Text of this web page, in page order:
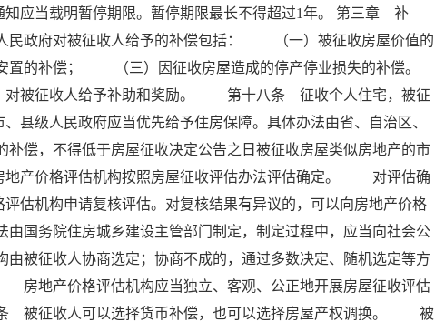
知应当载明暂停期限。暂停期限最长不得超过1年。 第三章 补
政府对被征收人给予的补偿包括： （一）被征收房屋价值的
的补偿； （三）因征收房屋造成的停产停业损失的补偿。
被征收人给予补助和奖励。 第十八条 征收个人住宅，被征
县级人民政府应当优先给予住房保障。具体办法由省、自治区、
，不得低于房屋征收决定公告之日被征收房屋类似房地产的市
地产价格评估机构按照房屋征收评估办法评估确定。 对评估确
估机构申请复核评估。对复核结果有异议的，可以向房地产价格
务院住房城乡建设主管部门制定，制定过程中，应当向社会公
征收人协商选定；协商不成的，通过多数决定、随机选定等方
地产价格评估机构应当独立、客观、公正地开展房屋征收评估
被征收人可以选择货币补偿，也可以选择房屋产权调换。 被